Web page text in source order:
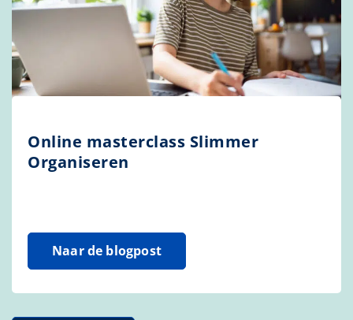
Online masterclass Slimmer
Organiseren
Naar de blogpost